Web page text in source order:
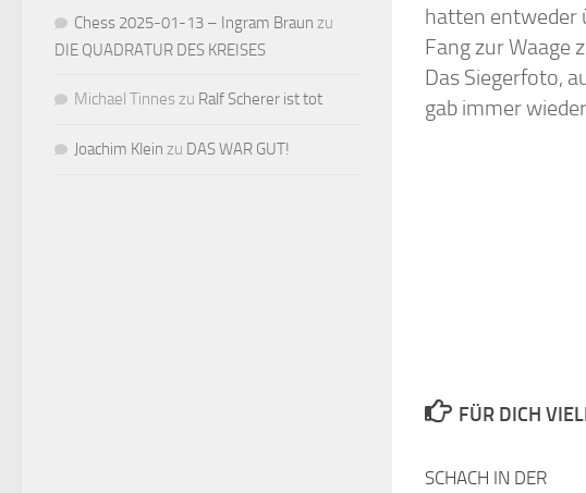
hatten entweder
Fang zur Waage
Das Siegerfoto,
gab immer
FÜR DICH
SCHACH IN DER
Chess 2025-01-13 – Ingram Braun zu
DIE QUADRATUR DES KREISES
Michael Tinnes zu Ralf Scherer ist tot
Joachim Klein zu DAS WAR GUT!